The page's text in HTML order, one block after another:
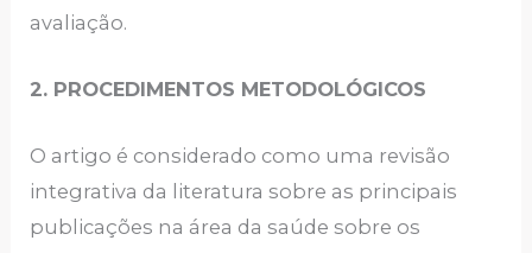
avaliação.
2. PROCEDIMENTOS METODOLÓGICOS
O artigo é considerado como uma revisão
integrativa da literatura sobre as principais
publicações na área da saúde sobre os